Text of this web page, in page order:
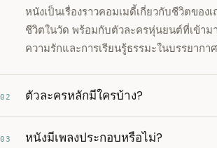
หนังเป็นเรื่องราวคอมเมดี้เกี่ยวกับชีวิตขอ
ชีวิตในวัด พร้อมกับตัวละครหุ่นยนต์ที่เข้าม
ความรักและการเรียนรู้ธรรมะในบรรยาก
02 ตัวละครหลักมีใครบ้าง?
03 หนังมีเพลงประกอบหรือไม่?